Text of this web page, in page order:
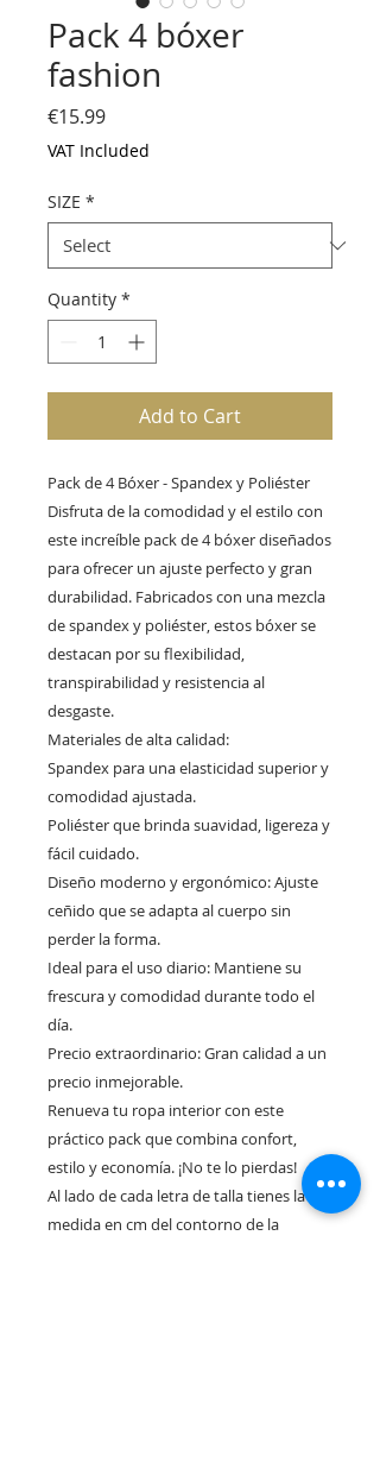
Pack 4 bóxer
fashion
€15.99Price
VAT Included
SIZE *
Quantity *
Add to Cart
Pack de 4 Bóxer - Spandex y Poliéster
Disfruta de la comodidad y el estilo con
este increíble pack de 4 bóxer diseñados
para ofrecer un ajuste perfecto y gran
durabilidad. Fabricados con una mezcla
de spandex y poliéster, estos bóxer se
destacan por su flexibilidad,
transpirabilidad y resistencia al
desgaste.
Materiales de alta calidad:
Spandex para una elasticidad superior y
comodidad ajustada.
Poliéster que brinda suavidad, ligereza y
fácil cuidado.
Diseño moderno y ergonómico: Ajuste
ceñido que se adapta al cuerpo sin
perder la forma.
Ideal para el uso diario: Mantiene su
frescura y comodidad durante todo el
día.
Precio extraordinario: Gran calidad a un
precio inmejorable.
Renueva tu ropa interior con este
práctico pack que combina confort,
estilo y economía. ¡No te lo pierdas!
Al lado de cada letra de talla tienes la
medida en cm del contorno de la